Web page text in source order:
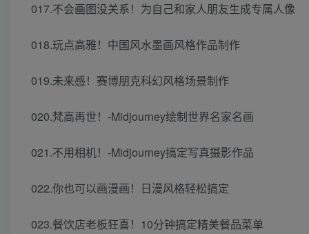
017.不会画图没关系！为自己和家人朋友生成专属人像
018.玩点高雅！中国风水墨画风格作品制作
019.未来感！赛博朋克科幻风格场景制作
020.梵高再世！-Midjourney绘制世界名家名画
021.不用相机！-Midjourney搞定写真摄影作品
022.你也可以画漫画！日漫风格轻松搞定
023.餐饮店老板狂喜！10分钟搞定精美餐品菜单